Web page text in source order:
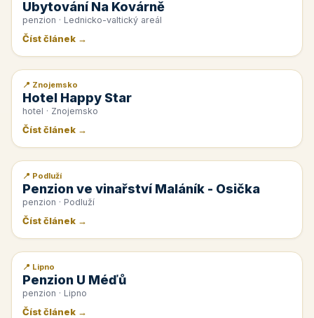
Ubytování Na Kovárně
penzion · Lednicko-valtický areál
Číst článek →
📰 PR článek
📍 Znojemsko
Hotel Happy Star
hotel · Znojemsko
Číst článek →
📰 PR článek
📍 Podluží
Penzion ve vinařství Maláník - Osička
penzion · Podluží
Číst článek →
📰 PR článek
📍 Lipno
Penzion U Méďů
penzion · Lipno
Číst článek →